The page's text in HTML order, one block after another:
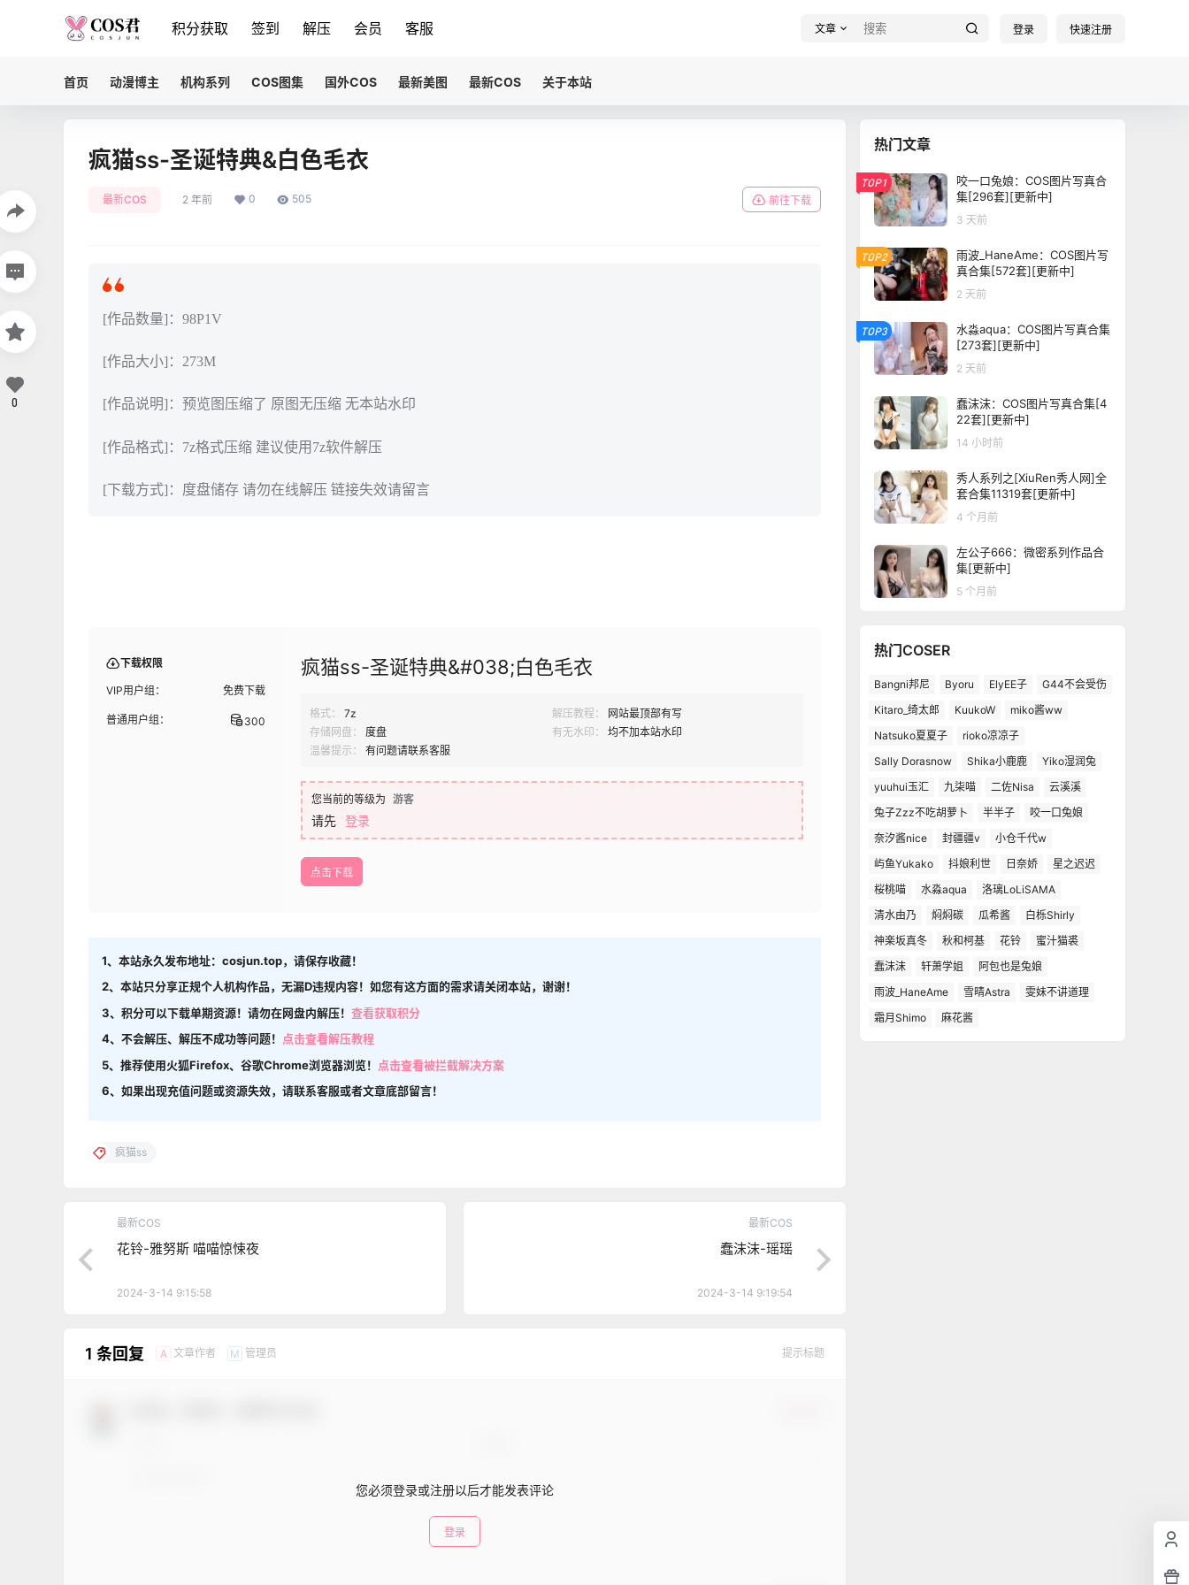
积分获取 签到 解压 会员 客服 文章 登录 快速注册
首页 动漫博主 机构系列 COS图集 国外COS 最新美图 最新COS 关于本站
疯猫ss-圣诞特典&白色毛衣
最新COS 2 年前 0 505 前往下载
[作品数量]：98P1V
[作品大小]：273M
[作品说明]：预览图压缩了 原图无压缩 无本站水印
[作品格式]：7z格式压缩 建议使用7z软件解压
[下载方式]：度盘储存 请勿在线解压 链接失效请留言
下载权限
VIP用户组： 免费下载
普通用户组： 300
疯猫ss-圣诞特典&#038;白色毛衣
格式： 7z 解压教程：
网站最顶部有写
存储网盘：
度盘 有无水印：
均不加本站水印
温馨提示：
有问题请联系客服
您当前的等级为 游客
请先 登录
点击下载
1、本站永久发布地址：cosjun.top，请保存收藏！
2、本站只分享正规个人机构作品，无漏D违规内容！如您有这方面的需求请关闭本站，谢谢！
3、积分可以下载单期资源！请勿在网盘内解压！ 查看获取积分
4、不会解压、解压不成功等问题！
点击查看解压教程
5、推荐使用火狐Firefox、谷歌Chrome浏览器浏览！
点击查看被拦截解决方案
6、如果出现充值问题或资源失效，请联系客服或者文章底部留言！
0
疯猫ss
最新COS
花铃-雅努斯 喵喵惊悚夜
2024-3-14 9:15:58
最新COS
蠢沫沫-瑶瑶
2024-3-14 9:19:54
1 条回复 A 文章作者 M 管理员 提示标题
您必须登录或注册以后才能发表评论
登录
热门文章
TOP1
咬一口兔娘：COS图片写真合
集[296套][更新中]
3 天前
TOP2
雨波_HaneAme：COS图片写
真合集[572套][更新中]
2 天前
TOP3
水淼aqua：COS图片写真合集
[273套][更新中]
2 天前
蠢沫沫：COS图片写真合集[4
22套][更新中]
14 小时前
秀人系列之[XiuRen秀人网]全
套合集11319套[更新中]
4 个月前
左公子666：微密系列作品合
集[更新中]
5 个月前
热门COSER
Bangni邦尼 Byoru ElyEE子
G44不会受伤
Kitaro_绮太郎
KuukoW
miko酱ww
Natsuko夏夏子
rioko凉凉子
Sally Dorasnow
Shika小鹿鹿
Yiko湿润兔
yuuhui玉汇
九柒喵 二佐Nisa
云溪溪
兔子Zzz不吃胡萝卜
半半子
咬一口兔娘
奈汐酱nice
封疆疆v
小仓千代w
屿鱼Yukako
抖娘利世 日奈娇
星之迟迟
桜桃喵
水淼aqua
洛璃LoLiSAMA
清水由乃
焖焖碳 瓜希酱
白栎Shirly
神楽坂真冬
秋和柯基 花铃
蜜汁猫裘
蠢沫沫
轩萧学姐
阿包也是兔娘
雨波_HaneAme
雪晴Astra
雯妹不讲道理
霜月Shimo
麻花酱